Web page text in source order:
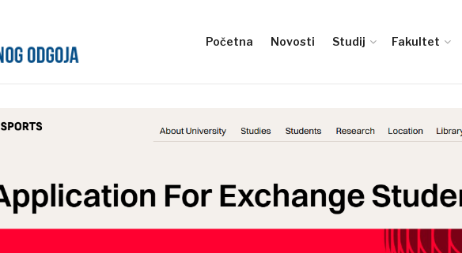
Početna Novosti Studij Fakultet